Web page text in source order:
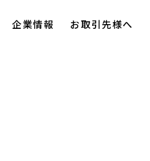
企業情報 お取引先様へ